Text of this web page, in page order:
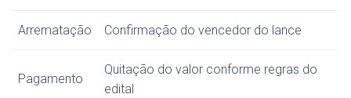
Arrematação Confirmação do vencedor do lance
Pagamento
Quitação do valor conforme regras do
edital